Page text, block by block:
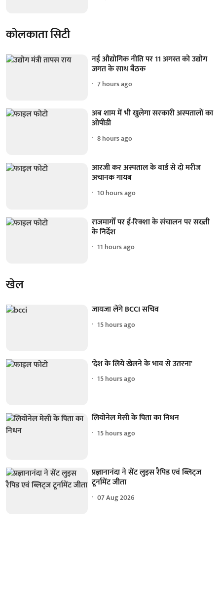
कोलकाता सिटी
नई औद्योगिक नीति पर 11 अगस्त को उद्योग
जगत के साथ बैठक
7 hours ago
अब शाम में भी खुलेगा सरकारी अस्पतालों का
ओपीडी
8 hours ago
आरजी कर अस्पताल के वार्ड से दो मरीज
अचानक गायब
10 hours ago
राजमार्गों पर ई-रिक्शा के संचालन पर सख्ती
के निर्देश
11 hours ago
खेल
जायजा लेंगे BCCI सचिव
15 hours ago
'देश के लिये खेलने के भाव से उतरना'
15 hours ago
लियोनेल मेसी के पिता का निधन
15 hours ago
प्रज्ञानानंदा ने सेंट लुइस रैपिड एवं ब्लिट्ज
टूर्नामेंट जीता
07 Aug 2026